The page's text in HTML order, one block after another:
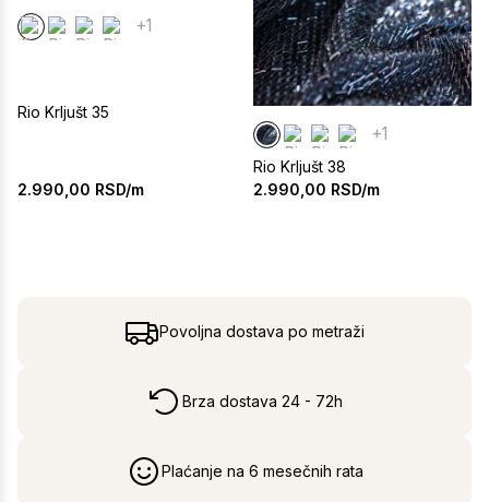
+1
Rio Krljušt 35
2.990,00 RSD/m
+1
Rio Krljušt 38
2.990,00 RSD/m
Povoljna dostava po metraži
Brza dostava 24 - 72h
Plaćanje na 6 mesečnih rata